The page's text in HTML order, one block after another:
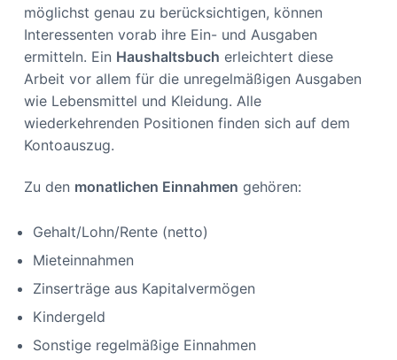
möglichst genau zu berücksichtigen, können
Interessenten vorab ihre Ein- und Ausgaben
ermitteln. Ein Haushaltsbuch erleichtert diese
Arbeit vor allem für die unregelmäßigen Ausgaben
wie Lebensmittel und Kleidung. Alle
wiederkehrenden Positionen finden sich auf dem
Kontoauszug.
Zu den monatlichen Einnahmen gehören:
Gehalt/Lohn/Rente (netto)
Mieteinnahmen
Zinserträge aus Kapitalvermögen
Kindergeld
Sonstige regelmäßige Einnahmen